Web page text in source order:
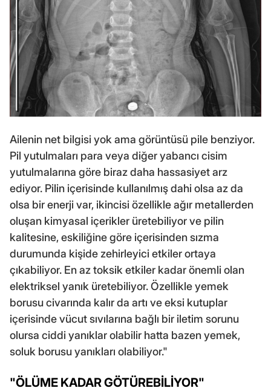
Ailenin net bilgisi yok ama görüntüsü pile benziyor.
Pil yutulmaları para veya diğer yabancı cisim
yutulmalarına göre biraz daha hassasiyet arz
ediyor. Pilin içerisinde kullanılmış dahi olsa az da
olsa bir enerji var, ikincisi özellikle ağır metallerden
oluşan kimyasal içerikler üretebiliyor ve pilin
kalitesine, eskiliğine göre içerisinden sızma
durumunda kişide zehirleyici etkiler ortaya
çıkabiliyor. En az toksik etkiler kadar önemli olan
elektriksel yanık üretebiliyor. Özellikle yemek
borusu civarında kalır da artı ve eksi kutuplar
içerisinde vücut sıvılarına bağlı bir iletim sorunu
olursa ciddi yanıklar olabilir hatta bazen yemek,
soluk borusu yanıkları olabiliyor."
"ÖLÜME KADAR GÖTÜREBİLİYOR"